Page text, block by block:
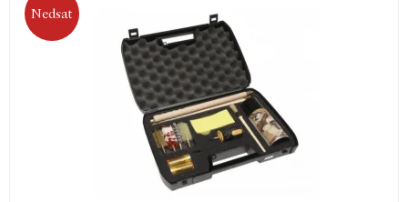
Nedsat